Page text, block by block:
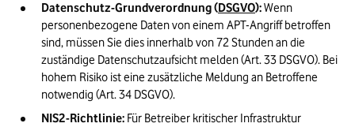
Datenschutz-Grundverordnung (DSGVO): Wenn
personenbezogene Daten von einem APT-Angriff betroffen
sind, müssen Sie dies innerhalb von 72 Stunden an die
zuständige Datenschutzaufsicht melden (Art. 33 DSGVO). Bei
hohem Risiko ist eine zusätzliche Meldung an Betroffene
notwendig (Art. 34 DSGVO).
NIS2-Richtlinie: Für Betreiber kritischer Infrastruktur